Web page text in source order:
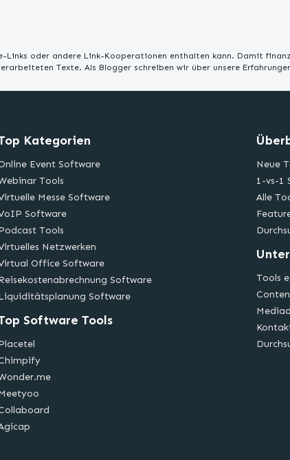
oder andere Link-Kooperationen enthalten kann. Damit
Texte. Als Blogger schreiben wir über unsere
Kategorien
Event Software
Tools
Messe Software
Software
Tools
Netzwerken
Office Software
Software
Software
Software Tools
Neue
1-vs-1
Alle
Tools